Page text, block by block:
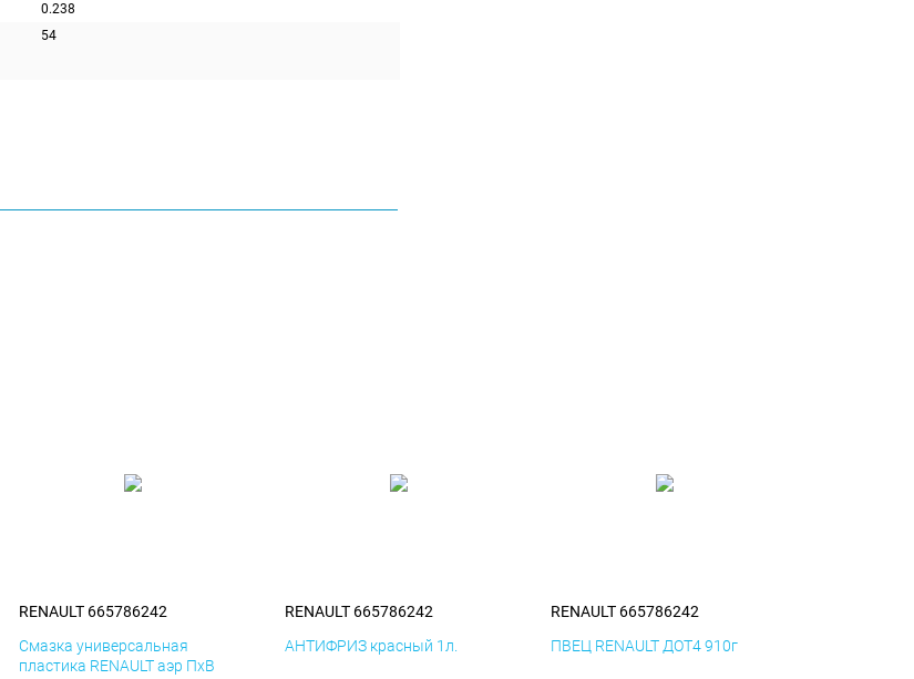
0.238
54
RENAULT 665786242
Смазка универсальная
пластика RENAULT аэр ПхВ
RENAULT 665786242
АНТИФРИЗ красный 1л.
RENAULT 665786242
ПВЕЦ RENAULT ДОТ4 910г